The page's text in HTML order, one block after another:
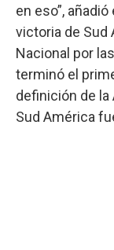
en eso”,
victoria de Sud
Nacional por
terminó el
definición de la
Sud América